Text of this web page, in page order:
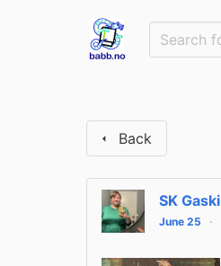
Back
SK Gaski
June 25